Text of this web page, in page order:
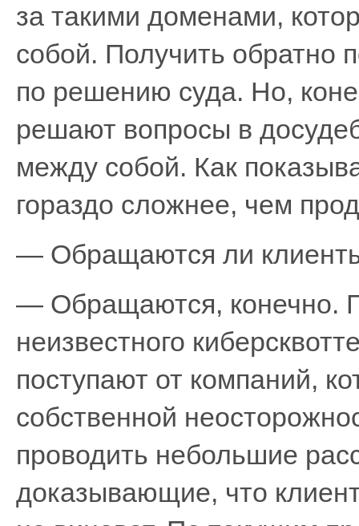
за такими доменами,
собой. Получить обратно
по решению суда. Но,
решают вопросы в
между собой. Как
гораздо сложнее, чем
— Обращаются ли
— Обращаются, конечно.
неизвестного
поступают от компаний,
собственной
проводить небольшие
доказывающие, что